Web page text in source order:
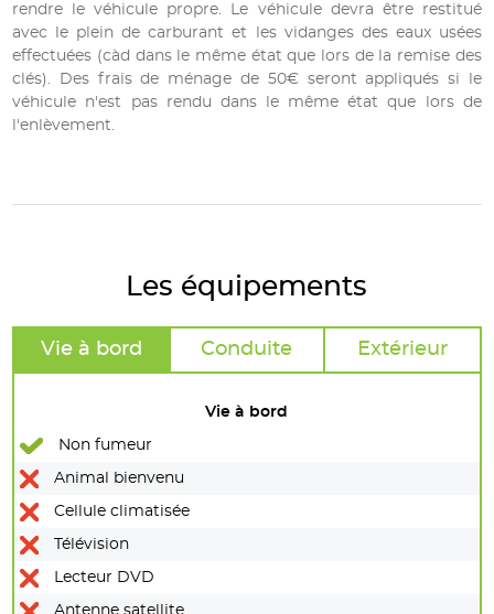
rendre le véhicule propre. Le véhicule devra être restitué
avec le plein de carburant et les vidanges des eaux usées
effectuées (càd dans le même état que lors de la remise des
clés). Des frais de ménage de 50€ seront appliqués si le
véhicule n'est pas rendu dans le même état que lors de
l'enlèvement.
Les équipements
Vie à bord Conduite Extérieur
Vie à bord
Non fumeur
Animal bienvenu
Cellule climatisée
Télévision
Lecteur DVD
Antenne satellite